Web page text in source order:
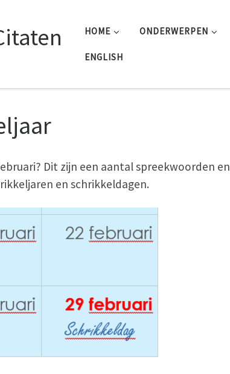
HOME ONDERWERPEN
ENGLISH
Dit zijn een aantal spreekwoorden en
en schrikkeldagen.